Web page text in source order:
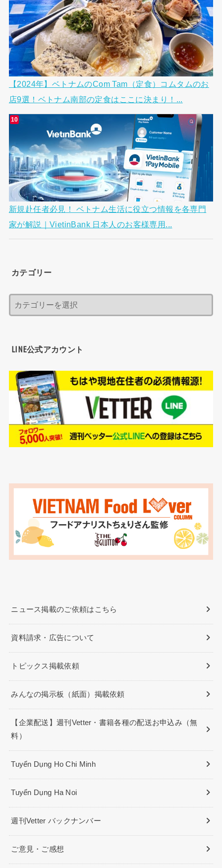
【2024年】ベトナムのCom Tam（定食）コムタムのお
店9選！ベトナム南部の定食はここに決まり！...
新規赴任者必見！ ベトナム生活に役立つ情報を各専門
家が解説｜VietinBank 日本人のお客様専用...
カテゴリー
LINE公式アカウント
ニュース掲載のご依頼はこちら
資料請求・広告について
トピックス掲載依頼
みんなの掲示板（紙面）掲載依頼
【企業配送】週刊Vetter・書籍各種の配送お申込み（無
料）
Tuyển Dụng Ho Chi Minh
Tuyển Dụng Ha Noi
週刊Vetter バックナンバー
ご意見・ご感想